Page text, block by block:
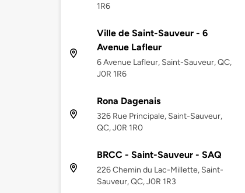
1R6
Ville de Saint-Sauveur - 6
Avenue Lafleur
6 Avenue Lafleur, Saint-Sauveur, QC,
J0R 1R6
Rona Dagenais
326 Rue Principale, Saint-Sauveur,
QC, J0R 1R0
BRCC - Saint-Sauveur - SAQ
226 Chemin du Lac-Millette, Saint-
Sauveur, QC, J0R 1R3